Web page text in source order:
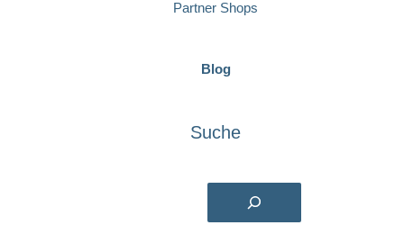
Partner Shops
Blog
Suche